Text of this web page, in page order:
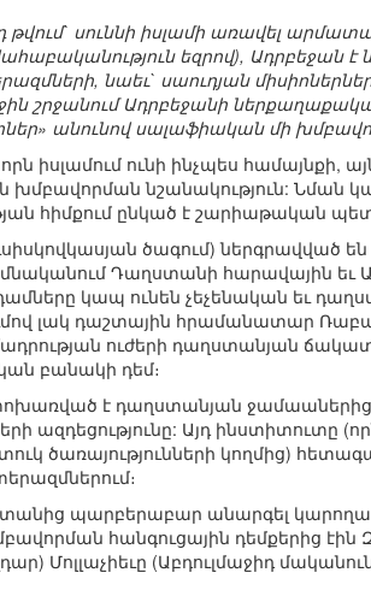
սուննի իսլամի առավել
եզրով), Ադրբեջան է
նաեւ` սաուդյան
շրջանում Ադրբեջանի
անունով սալաֆիական մի
իսլամում ունի ինչպես համայնքի,
նշանակություն: Նման
հիմքում ընկած է շարիաթական
ծագում) ներգրավված
Դաղստանի հարավային եւ
կապ ունեն չեչենական եւ
լակ դաշտային հրամանատար
ուժերի դաղստանյան
բանակի դեմ։
է դաղստանյան ջամաաներից,
ազդեցությունը: Այդ ինստիտուտը
ծառայությունների կողմից)
պարբերաբար անարգել
հանգուցային դեմքերից էին
Մոլլաչիեւը (Աբդուլմաջիդ